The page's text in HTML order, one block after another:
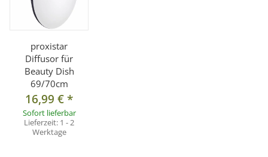
proxistar
Diffusor für
Beauty Dish
69/70cm
16,99 €*
Sofort lieferbar
Lieferzeit: 1 - 2
Werktage